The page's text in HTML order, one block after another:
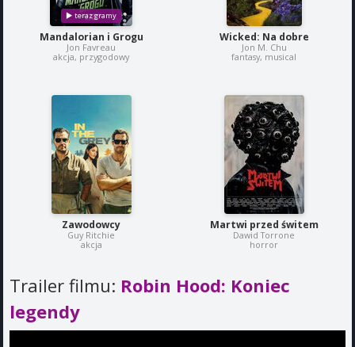
Mandalorian i Grogu
Jon Favreau
akcja, przygodowy
Wicked: Na dobre
Jon M. Chu
fantasy, musical
Zawodowcy
Guy Ritchie
akcja
Martwi przed świtem
Dawid Torrone
horror
Trailer filmu: Robin Hood: Koniec
legendy